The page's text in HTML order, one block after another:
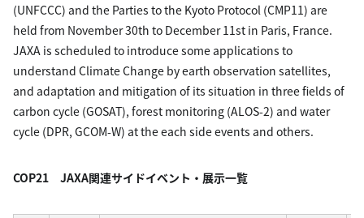
(UNFCCC) and the Parties to the Kyoto Protocol (CMP11) are
held from November 30th to December 11st in Paris, France.
JAXA is scheduled to introduce some applications to
understand Climate Change by earth observation satellites,
and adaptation and mitigation of its situation in three fields of
carbon cycle (GOSAT), forest monitoring (ALOS-2) and water
cycle (DPR, GCOM-W) at the each side events and others.
COP21 JAXA関連サイドイベント・展示一覧